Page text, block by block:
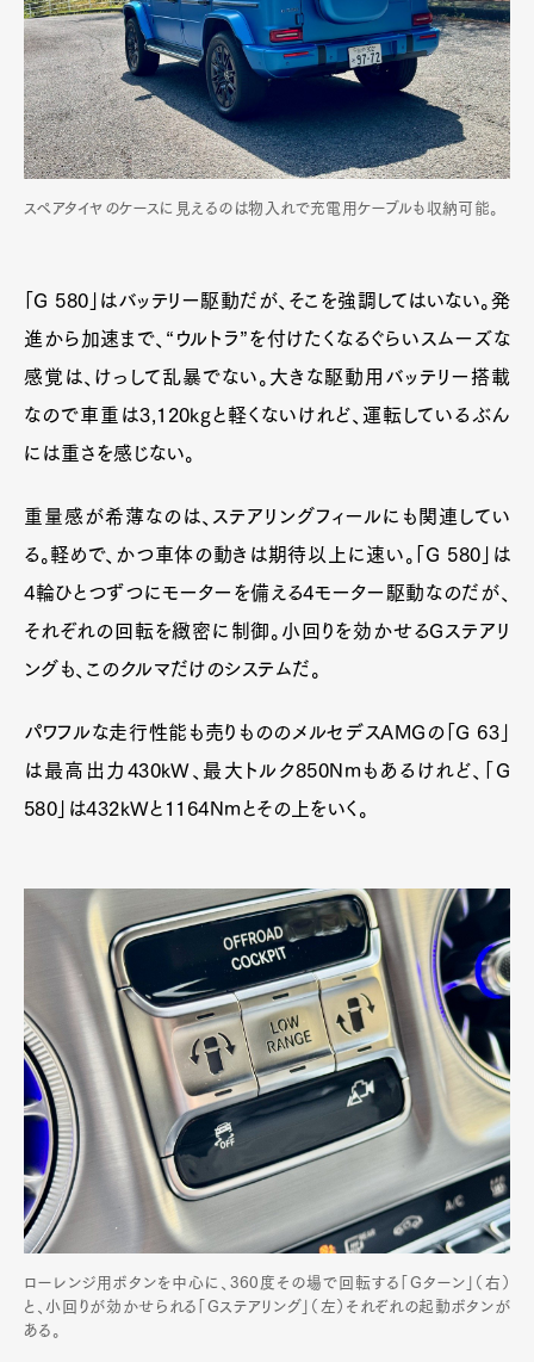
スペアタイヤのケースに見えるのは物入れで充電用ケーブルも収納可能。
「G 580」はバッテリー駆動だが、そこを強調してはいない。発
進から加速まで、“ウルトラ”を付けたくなるぐらいスムーズな
感覚は、けっして乱暴でない。大きな駆動用バッテリー搭載
なので車重は3,120kgと軽くないけれど、運転しているぶん
には重さを感じない。
重量感が希薄なのは、ステアリングフィールにも関連してい
る。軽めで、かつ車体の動きは期待以上に速い。「G 580」は
4輪ひとつずつにモーターを備える4モーター駆動なのだが、
それぞれの回転を緻密に制御。小回りを効かせるGステアリ
ングも、このクルマだけのシステムだ。
パワフルな走行性能も売りもののメルセデスAMGの「G 63」
は最高出力430kW、最大トルク850Nmもあるけれど、「G
580」は432kWと1164Nmとその上をいく。
ローレンジ用ボタンを中心に、360度その場で回転する「Gターン」（右）
と、小回りが効かせられる「Gステアリング」（左）それぞれの起動ボタンが
ある。